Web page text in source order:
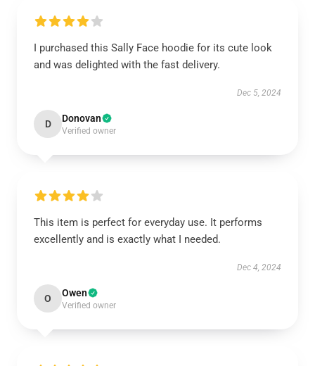
I purchased this Sally Face hoodie for its cute look
and was delighted with the fast delivery.
Dec 5, 2024
D Donovan
Verified owner
This item is perfect for everyday use. It performs
excellently and is exactly what I needed.
Dec 4, 2024
O Owen
Verified owner